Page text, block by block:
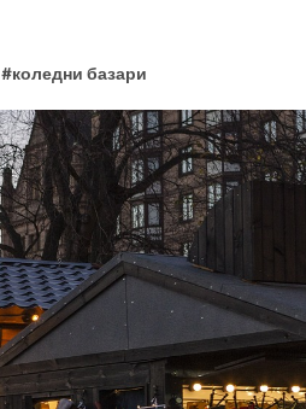
#коледни базари